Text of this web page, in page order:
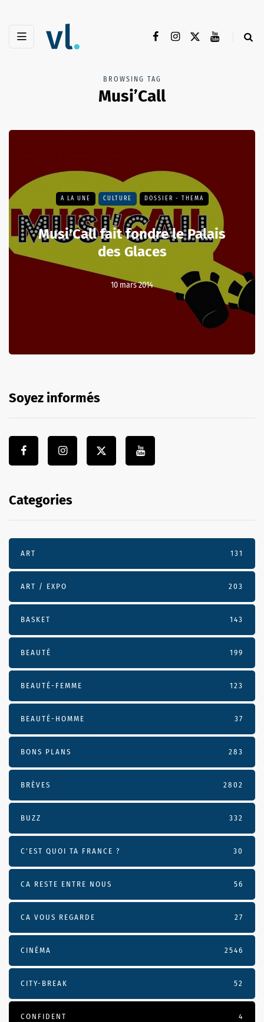
BROWSING TAG
Musi’Call
A LA UNE CULTURE DOSSIER - THEMA
Musi'Call fait fondre le Palais
des Glaces
10 mars 2014
Soyez informés
Categories
ART 131
ART / EXPO 203
BASKET 143
BEAUTÉ 199
BEAUTÉ-FEMME 123
BEAUTÉ-HOMME 37
BONS PLANS 283
BRÈVES 2802
BUZZ 332
C'EST QUOI TA FRANCE ? 30
CA RESTE ENTRE NOUS 56
CA VOUS REGARDE 27
CINÉMA 2546
CITY-BREAK 52
CONFIDENT 4